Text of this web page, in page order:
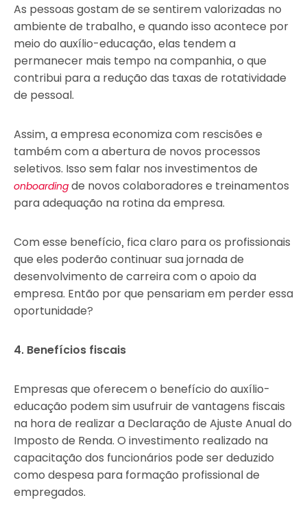
As pessoas gostam de se sentirem valorizadas no
ambiente de trabalho, e quando isso acontece por
meio do auxílio-educação, elas tendem a
permanecer mais tempo na companhia, o que
contribui para a redução das taxas de rotatividade
de pessoal.
Assim, a empresa economiza com rescisões e
também com a abertura de novos processos
seletivos. Isso sem falar nos investimentos de
onboarding de novos colaboradores e treinamentos
para adequação na rotina da empresa.
Com esse benefício, fica claro para os profissionais
que eles poderão continuar sua jornada de
desenvolvimento de carreira com o apoio da
empresa. Então por que pensariam em perder essa
oportunidade?
4. Benefícios fiscais
Empresas que oferecem o benefício do auxílio-
educação podem sim usufruir de vantagens fiscais
na hora de realizar a Declaração de Ajuste Anual do
Imposto de Renda. O investimento realizado na
capacitação dos funcionários pode ser deduzido
como despesa para formação profissional de
empregados.